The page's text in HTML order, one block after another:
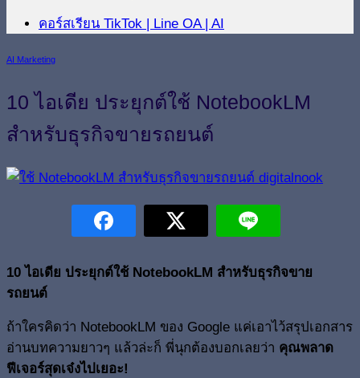
คอร์สเรียน TikTok | Line OA | AI
AI Marketing
10 ไอเดีย ประยุกต์ใช้ NotebookLM
สำหรับธุรกิจขายรถยนต์
10 ไอเดีย ประยุกต์ใช้ NotebookLM สำหรับธุรกิจขาย
รถยนต์
ถ้าใครคิดว่า NotebookLM ของ Google แค่เอาไว้สรุปเอกสาร
อ่านบทความยาวๆ แล้วล่ะก็ พี่นุกต้องบอกเลยว่า คุณพลาด
ฟีเจอร์สุดเจ๋งไปเยอะ!